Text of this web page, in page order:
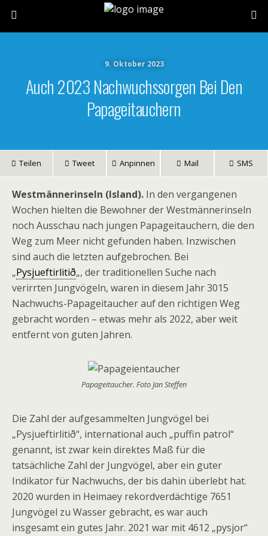
9. Oktober 2023
Auch 2023 Nachwuchssorgen Bei Den
Papageitauchern
Teilen Tweet Anpinnen Mail SMS
Westmännerinseln (Island). In den vergangenen
Wochen hielten die Bewohner der Westmännerinseln
noch Ausschau nach jungen Papageitauchern, die den
Weg zum Meer nicht gefunden haben. Inzwischen
sind auch die letzten aufgebrochen. Bei
„Pysjueftirlitið„, der traditionellen Suche nach
verirrten Jungvögeln, waren in diesem Jahr 3015
Nachwuchs-Papageitaucher auf den richtigen Weg
gebracht worden – etwas mehr als 2022, aber weit
entfernt von guten Jahren.
Papageitaucher. Foto Jan Steffen
Die Zahl der aufgesammelten Jungvögel bei
„Pysjueftirlitið“, international auch „puffin patrol“
genannt, ist zwar kein direktes Maß für die
tatsächliche Zahl der Jungvögel, aber ein guter
Indikator für Nachwuchs, der bis dahin überlebt hat.
2020 wurden in Heimaey rekordverdächtige 7651
Jungvögel zu Wasser gebracht, es war auch
insgesamt ein gutes Jahr. 2021 war mit 4612 „pysjor“